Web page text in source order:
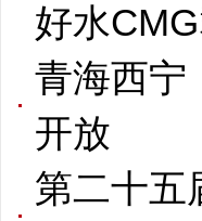
好水
青海西宁
开放
第二十五